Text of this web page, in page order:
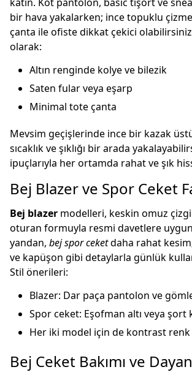
bir hava yakalarken; ince topuklu
çanta ile ofiste dikkat çekici
olarak:
Altın renginde kolye ve bilezik
Saten fular veya eşarp
Minimal tote çanta
Mevsim geçişlerinde ince bir kazak
sıcaklık ve şıklığı bir arada
ipuçlarıyla her ortamda rahat ve şık
Bej Blazer ve Spor Ceket
Bej blazer modelleri, keskin omuz
oturan formuyla resmi davetlere
yandan, bej spor ceketdaha rahat
ve kapüşon gibi detaylarla günlük
Stil önerileri:
Blazer: Dar paça pantolon ve
Spor ceket: Eşofman altı veya şort
Her iki model için de kontrast renk
Bej Ceket Bakımı ve